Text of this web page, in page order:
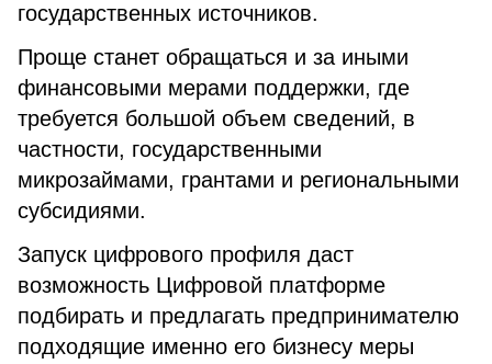
государственных источников.
Проще станет обращаться и за иными
финансовыми мерами поддержки, где
требуется большой объем сведений, в
частности, государственными
микрозаймами, грантами и региональными
субсидиями.
Запуск цифрового профиля даст
возможность Цифровой платформе
подбирать и предлагать предпринимателю
подходящие именно его бизнесу меры